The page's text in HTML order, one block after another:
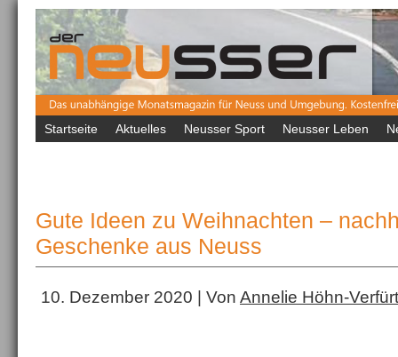
Startseite Aktuelles Neusser Sport Neusser Leben
Gute Ideen zu Weihnachten –
Geschenke aus Neuss
10. Dezember 2020 | Von Annelie Höhn-